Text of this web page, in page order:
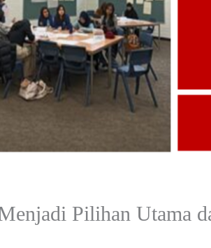
Pilihan Utama